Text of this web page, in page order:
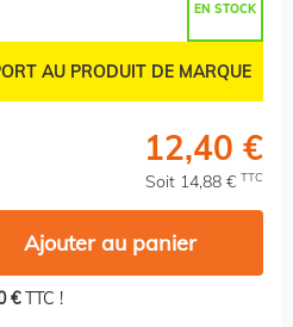
EN STOCK
AU PRODUIT DE MARQUE
12,40 €
Soit 14,88 € TTC
Ajouter au panier
€TTC !